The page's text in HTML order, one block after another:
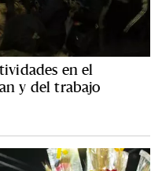
en el
y del trabajo